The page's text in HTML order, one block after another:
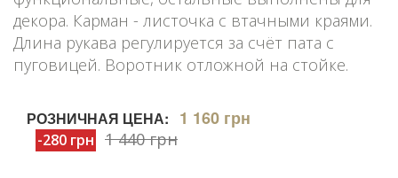
декора. Карман - листочка с втачными краями.
Длина рукава регулируется за счёт пата с
пуговицей. Воротник отложной на стойке.
РОЗНИЧНАЯ ЦЕНА: 1 160 грн
-280 грн 1 440 грн